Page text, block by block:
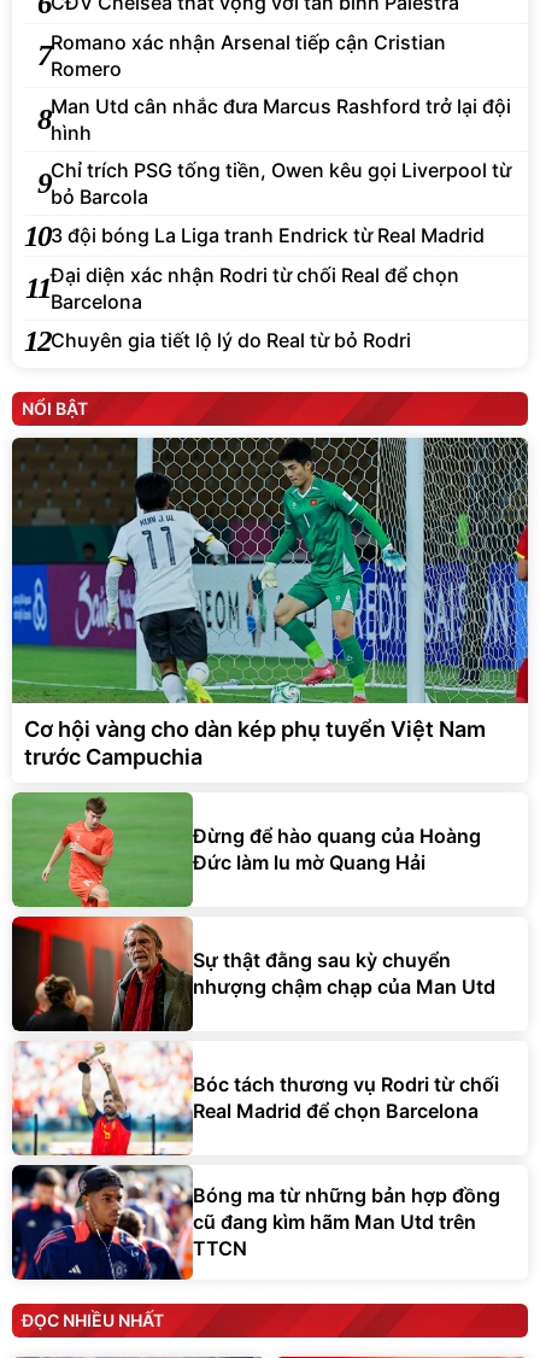
7Romano xác nhận Arsenal tiếp cận Cristian
Romero
8Man Utd cân nhắc đưa Marcus Rashford trở lại đội
hình
9Chỉ trích PSG tống tiền, Owen kêu gọi Liverpool từ
bỏ Barcola
103 đội bóng La Liga tranh Endrick từ Real Madrid
11Đại diện xác nhận Rodri từ chối Real để chọn
Barcelona
12Chuyên gia tiết lộ lý do Real từ bỏ Rodri
NỔI BẬT
Cơ hội vàng cho dàn kép phụ tuyển Việt Nam
trước Campuchia
Đừng để hào quang của Hoàng
Đức làm lu mờ Quang Hải
Sự thật đằng sau kỳ chuyển
nhượng chậm chạp của Man Utd
Bóc tách thương vụ Rodri từ chối
Real Madrid để chọn Barcelona
Bóng ma từ những bản hợp đồng
cũ đang kìm hãm Man Utd trên
TTCN
ĐỌC NHIỀU NHẤT